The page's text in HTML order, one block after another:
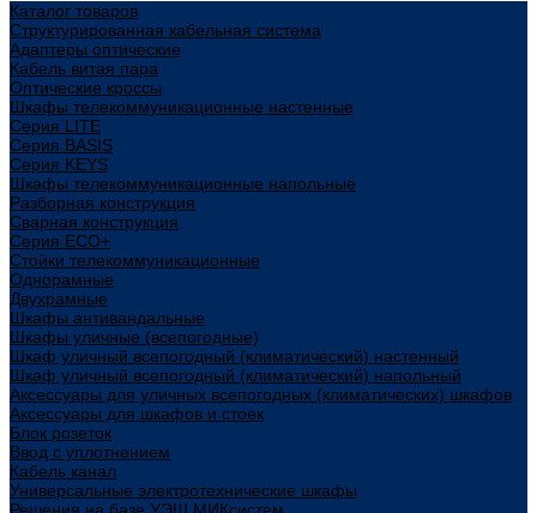
Каталог товаров
Структурированная кабельная система
Адаптеры оптические
Кабель витая пара
Оптические кроссы
Шкафы телекоммуникационные настенные
Cерия LITE
Cерия BASIS
Cерия KEYS
Шкафы телекоммуникационные напольные
Разборная конструкция
Сварная конструкция
Серия ECO+
Стойки телекоммуникационные
Однорамные
Двухрамные
Шкафы антивандальные
Шкафы уличные (всепогодные)
Шкаф уличный всепогодный (климатический) настенный
Шкаф уличный всепогодный (климатический) напольный
Аксессуары для уличных всепогодных (климатических) шкафов
Аксессуары для шкафов и стоек
Блок розеток
Ввод с уплотнением
Кабель канал
Универсальные электротехнические шкафы